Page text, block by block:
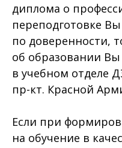
диплома о
переподготовке
по доверенности,
об образовании
в учебном отделе
пр-кт. Красной
Если при
на обучение в